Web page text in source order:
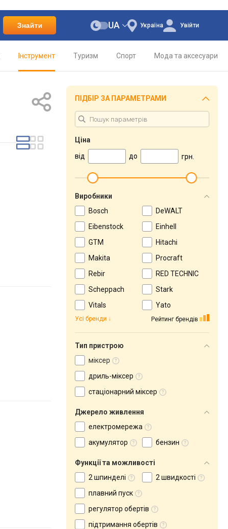
Знайти Україна
UA Увійти
Інструмент Туризм Спорт Мода та аксесуари
ПІДБІР ЗА ПАРАМЕТРАМИ
Ціна
від
до грн.
Виробники
Bosch
DeWALT
Eibenstock
Einhell
GTM
Hitachi
Makita
Procraft
Rebir
RED TECHNIC
Scheppach
Stark
Vitals
Yato
Рейтинг брендів
Усі бренди
Тип пристрою
міксер
дриль-міксер
стаціонарний міксер
Джерело живлення
електромережа
акумулятор
бензин
Функції та можливості
2 шпинделі
2 швидкості
плавний пуск
регулятор обертів
підтримання обертів